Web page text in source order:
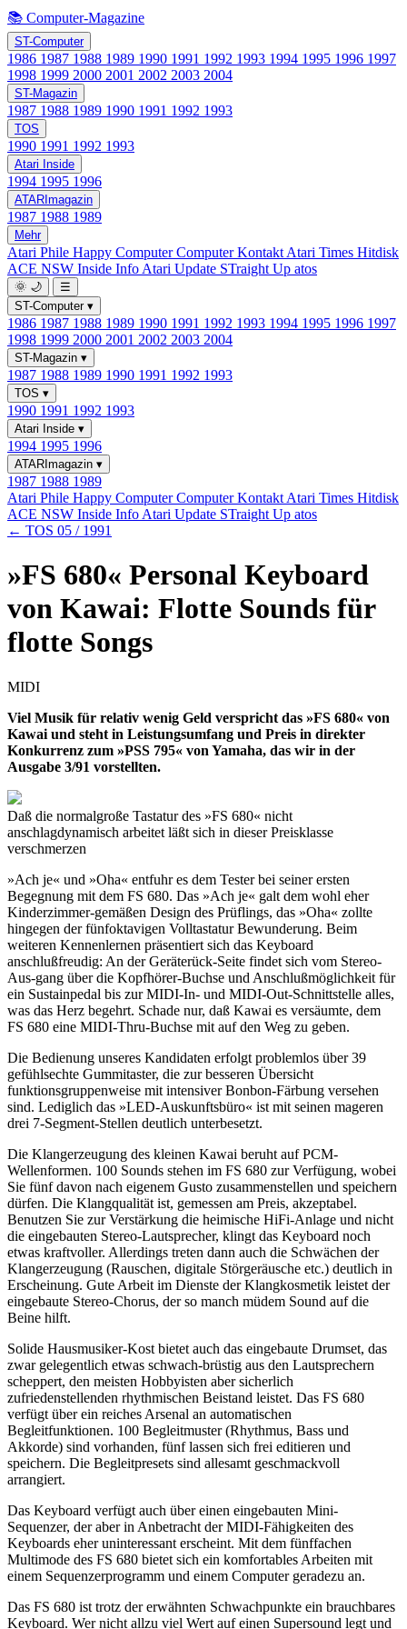
📚 Computer-Magazine
ST-Computer
1986 1987 1988 1989 1990 1991 1992 1993 1994 1995 1996 1997
1998 1999 2000 2001 2002 2003 2004
ST-Magazin
1987 1988 1989 1990 1991 1992 1993
TOS
1990 1991 1992 1993
Atari Inside
1994 1995 1996
ATARImagazin
1987 1988 1989
Mehr
Atari Phile Happy ComputerComputer Kontakt Atari Times Hitdisk
ACE NSW Inside Info Atari Update STraight Up atos
🌞 🌙
☰
ST-Computer ▾
1986 1987 1988 1989 1990 1991 1992 1993 1994 1995 1996 1997
1998 1999 2000 2001 2002 2003 2004
ST-Magazin ▾
1987 1988 1989 1990 1991 1992 1993
TOS ▾
1990 1991 1992 1993
Atari Inside ▾
1994 1995 1996
ATARImagazin ▾
1987 1988 1989
Atari Phile Happy ComputerComputer Kontakt Atari Times Hitdisk
ACE NSW Inside Info Atari Update STraight Up atos
← TOS 05 / 1991
»FS 680« Personal Keyboard
von Kawai: Flotte Sounds für
flotte Songs
MIDI
Viel Musik für relativ wenig Geld verspricht das »FS 680« von
Kawai und steht in Leistungsumfang und Preis in direkter
Konkurrenz zum »PSS 795« von Yamaha, das wir in der
Ausgabe 3/91 vorstellten.
Daß die normalgroße Tastatur des »FS 680« nicht
anschlagdynamisch arbeitet läßt sich in dieser Preisklasse
verschmerzen
»Ach je« und »Oha« entfuhr es dem Tester bei seiner ersten
Begegnung mit dem FS 680. Das »Ach je« galt dem wohl eher
Kinderzimmer-gemäßen Design des Prüflings, das »Oha« zollte
hingegen der fünfoktavigen Volltastatur Bewunderung. Beim
weiteren Kennenlernen präsentiert sich das Keyboard
anschlußfreudig: An der Geräterück-Seite findet sich vom Stereo-
Aus-gang über die Kopfhörer-Buchse und Anschlußmöglichkeit für
ein Sustainpedal bis zur MIDI-In- und MIDI-Out-Schnittstelle alles,
was das Herz begehrt. Schade nur, daß Kawai es versäumte, dem
FS 680 eine MIDI-Thru-Buchse mit auf den Weg zu geben.
Die Bedienung unseres Kandidaten erfolgt problemlos über 39
gefühlsechte Gummitaster, die zur besseren Übersicht
funktionsgruppenweise mit intensiver Bonbon-Färbung versehen
sind. Lediglich das »LED-Auskunftsbüro« ist mit seinen mageren
drei 7-Segment-Stellen deutlich unterbesetzt.
Die Klangerzeugung des kleinen Kawai beruht auf PCM-
Wellenformen. 100 Sounds stehen im FS 680 zur Verfügung, wobei
Sie fünf davon nach eigenem Gusto zusammenstellen und speichern
dürfen. Die Klangqualität ist, gemessen am Preis, akzeptabel.
Benutzen Sie zur Verstärkung die heimische HiFi-Anlage und nicht
die eingebauten Stereo-Lautsprecher, klingt das Keyboard noch
etwas kraftvoller. Allerdings treten dann auch die Schwächen der
Klangerzeugung (Rauschen, digitale Störgeräusche etc.) deutlich in
Erscheinung. Gute Arbeit im Dienste der Klangkosmetik leistet der
eingebaute Stereo-Chorus, der so manch müdem Sound auf die
Beine hilft.
Solide Hausmusiker-Kost bietet auch das eingebaute Drumset, das
zwar gelegentlich etwas schwach-brüstig aus den Lautsprechern
scheppert, den meisten Hobbyisten aber sicherlich
zufriedenstellenden rhythmischen Beistand leistet. Das FS 680
verfügt über ein reiches Arsenal an automatischen
Begleitfunktionen. 100 Begleitmuster (Rhythmus, Bass und
Akkorde) sind vorhanden, fünf lassen sich frei editieren und
speichern. Die Begleitpresets sind allesamt geschmackvoll
arrangiert.
Das Keyboard verfügt auch über einen eingebauten Mini-
Sequenzer, der aber in Anbetracht der MIDI-Fähigkeiten des
Keyboards eher uninteressant erscheint. Mit dem fünffachen
Multimode des FS 680 bietet sich ein komfortables Arbeiten mit
einem Sequenzerprogramm und einem Computer geradezu an.
Das FS 680 ist trotz der erwähnten Schwachpunkte ein brauchbares
Keyboard. Wer nicht allzu viel Wert auf einen Supersound legt und